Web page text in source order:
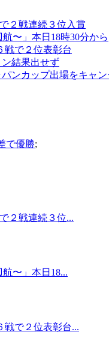
２戦連続３位入賞
〜」本日18時30分から
戦で２位表彰台
結果出せず
ンカップ出場をキャ
で優勝;
２戦連続３位...
〜」本日18...
戦で２位表彰台...